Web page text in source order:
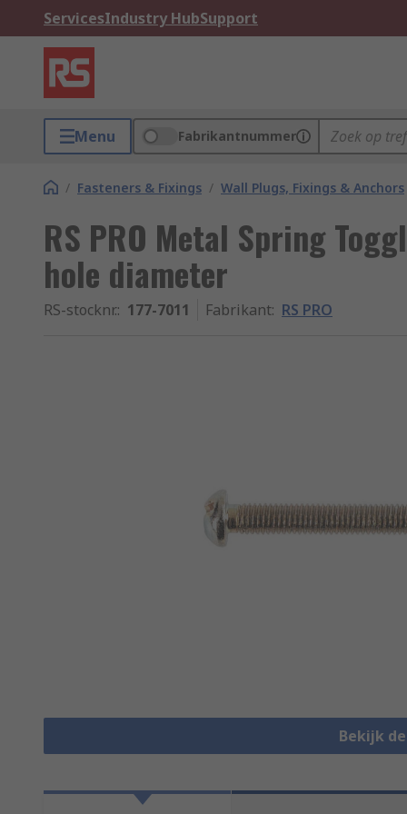
ServicesIndustry HubSupport
Menu Fabrikantnummer
/ Fasteners & Fixings / Wall Plugs, Fixings & Anchors
RS PRO Metal Spring
hole diameter
RS-stocknr.: 177-7011 Fabrikant: RS PRO
Bekijk